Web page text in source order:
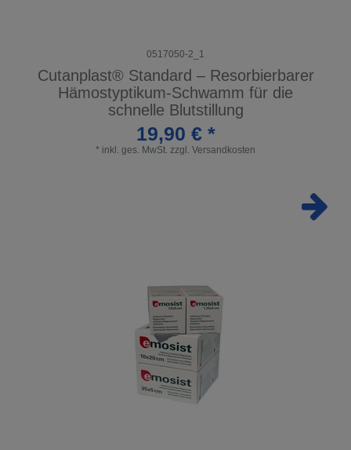
0517050-2_1
Cutanplast® Standard – Resorbierbarer
Hämostyptikum-Schwamm für die
schnelle Blutstillung
19,90 € *
* inkl. ges. MwSt. zzgl. Versandkosten